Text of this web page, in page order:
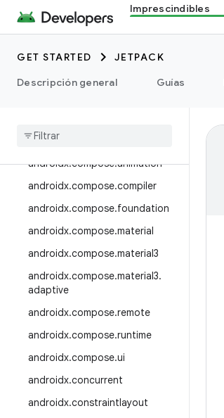
Imprescindibles
GET STARTED
JETPACK
Descripción general
Guías
androidx.camera.media3
androidx.camera.viewfinder
androidx.car
androidx
androidx.compose.animation
androidx.compose.compiler
androidx.compose.foundation
androidx.compose.material
androidx.compose.material3
androidx.compose.material3.
adaptive
androidx.compose.remote
androidx.compose.runtime
androidx.compose.ui
androidx.concurrent
androidx.constraintlayout